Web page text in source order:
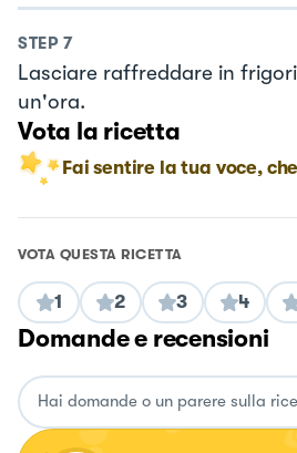
STEP 7
Lasciare raffreddare in
un'ora.
Vota la ricetta
Fai sentire la tua voce,
VOTA QUESTA RICETTA
1 2 3 4
Domande e recensioni